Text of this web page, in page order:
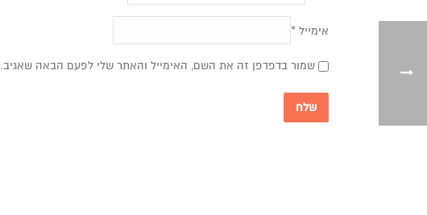
אימייל *
שמור בדפדפן זה את השם, האימייל והאתר שלי לפעם הבאה שאגיב.